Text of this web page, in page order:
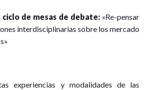
de mesas de debate: «Re-pensar
interdisciplinarias sobre los mercado
experiencias y modalidades de las